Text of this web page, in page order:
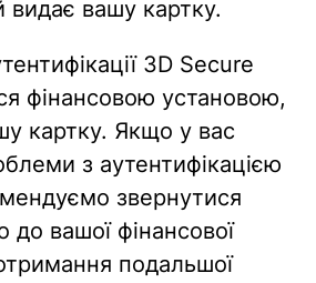
видає вашу картку.
3D Secure
фінансовою установою,
картку. Якщо у вас
з аутентифікацією
звернутися
до вашої фінансової
подальшої